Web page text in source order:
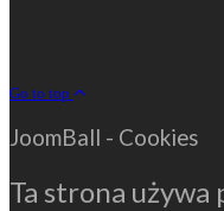
Go to top
JoomBall - Cookies
Ta strona używa